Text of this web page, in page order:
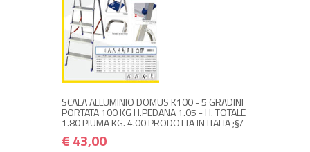
SCALA ALLUMINIO DOMUS K100 - 5 GRADINI
PORTATA 100 KG H.PEDANA 1.05 - H. TOTALE
1.80 PIUMA KG. 4.00 PRODOTTA IN ITALIA ;§/
€ 43,00
NON DISPONIBILE A MAGAZZINO
Avvisami quando disponibile